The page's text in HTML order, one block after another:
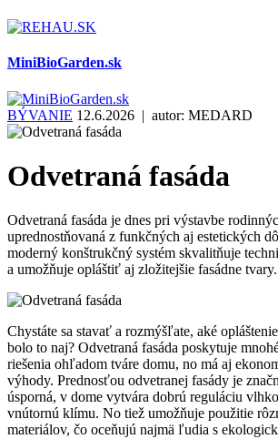
MiniBioGarden.sk
BÝVANIE 12.6.2026 | autor: MEDARD
Odvetraná fasáda
Odvetraná fasáda je dnes pri výstavbe
uprednostňovaná z funkčných aj estetických
moderný konštrukčný systém skvalitňuje
a umožňuje opláštiť aj zložitejšie fasádne tvary.
Chystáte sa stavať a rozmýšľate, aké
bolo to naj? Odvetraná fasáda poskytuje
riešenia ohľadom tváre domu, no má aj
výhody. Prednosťou odvetranej fasády je
úsporná, v dome vytvára dobrú reguláciu
vnútornú klímu. No tiež umožňuje použitie
materiálov, čo oceňujú najmä ľudia s